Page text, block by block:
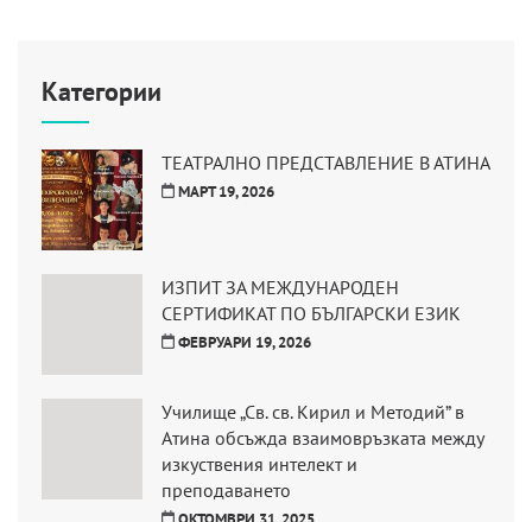
Категории
ТЕАТРАЛНО ПРЕДСТАВЛЕНИЕ В АТИНА
МАРТ 19, 2026
ИЗПИТ ЗА МЕЖДУНАРОДЕН
СЕРТИФИКАТ ПО БЪЛГАРСКИ ЕЗИК
ФЕВРУАРИ 19, 2026
Училище „Св. св. Кирил и Методий” в
Атина обсъжда взаимовръзката между
изкуствения интелект и
преподаването